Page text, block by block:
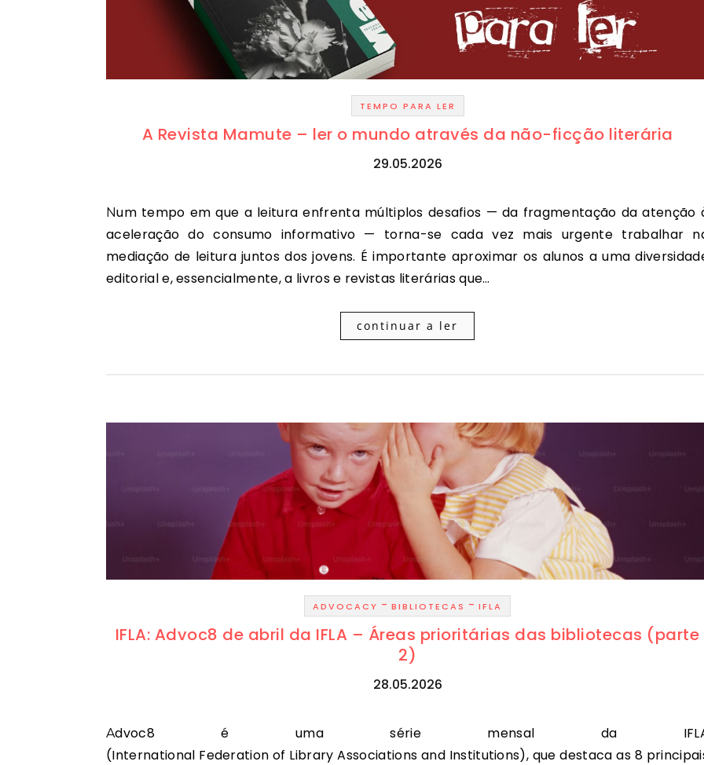
TEMPO PARA LER
A Revista Mamute – ler o mundo através da não-ficção literária
29.05.2026
Num tempo em que a leitura enfrenta múltiplos desafios — da fragmentação da atenção à
aceleração do consumo informativo — torna-se cada vez mais urgente trabalhar
mediação de leitura juntos dos jovens. É importante aproximar os alunos a uma
editorial e, essencialmente, a livros e revistas literárias que…
continuar a ler
ADVOCACY - BIBLIOTECAS - IFLA
IFLA: Advoc8 de abril da IFLA – Áreas prioritárias das bibliotecas (parte
2)
28.05.2026
Advoc8 é uma série mensal da IFLA
(International Federation of Library Associations and Institutions), que destaca as 8